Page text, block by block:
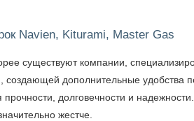
Navien, Kiturami, Master Gas
существуют компании,
дополнительные удобства
прочности, долговечности и
жестче.